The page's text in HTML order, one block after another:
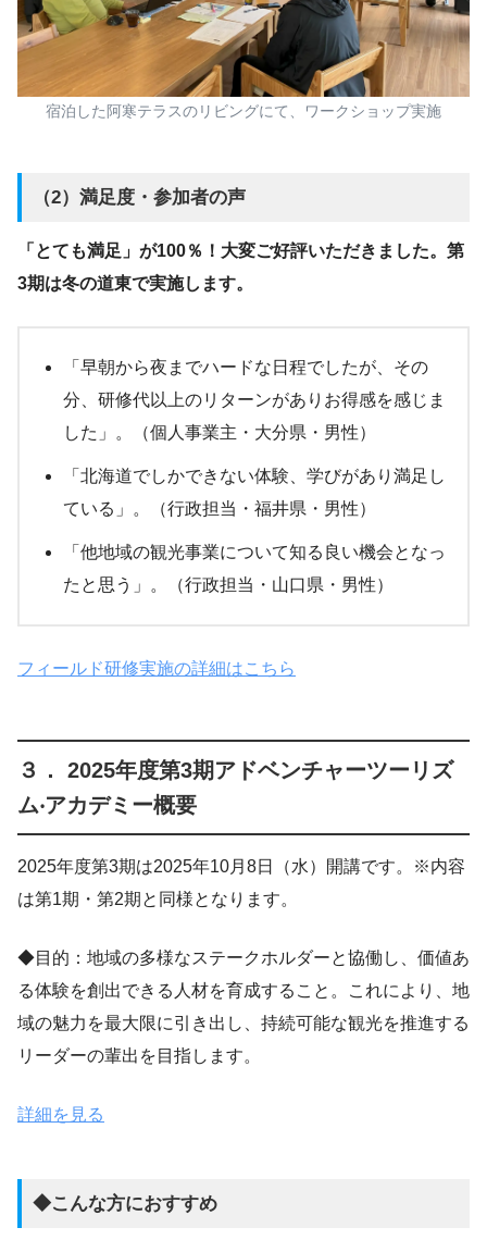
宿泊した阿寒テラスのリビングにて、ワークショップ実施
（2）満足度・参加者の声
「とても満足」が100％！大変ご好評いただきました。第
3期は冬の道東で実施します。
「早朝から夜までハードな日程でしたが、その
分、研修代以上のリターンがありお得感を感じま
した」。（個人事業主・大分県・男性）
「北海道でしかできない体験、学びがあり満足し
ている」。（行政担当・福井県・男性）
「他地域の観光事業について知る良い機会となっ
たと思う」。（行政担当・山口県・男性）
フィールド研修実施の詳細はこちら
３． 2025年度第3期アドベンチャーツーリズ
ム‧アカデミー概要
2025年度第3期は2025年10月8日（水）開講です。※内容
は第1期・第2期と同様となります。
◆目的：地域の多様なステークホルダーと協働し、価値あ
る体験を創出できる人材を育成すること。これにより、地
域の魅力を最大限に引き出し、持続可能な観光を推進する
リーダーの輩出を目指します。
詳細を見る
◆こんな方におすすめ